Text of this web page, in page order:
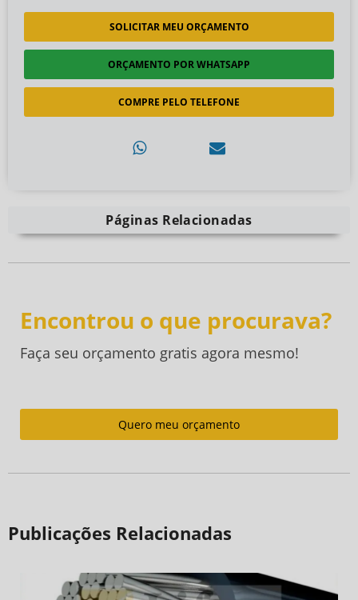
SOLICITAR MEU ORÇAMENTO
ORÇAMENTO POR WHATSAPP
COMPRE PELO TELEFONE
Páginas Relacionadas
Encontrou o que procurava?
Faça seu orçamento gratis agora mesmo!
Quero meu orçamento
Publicações Relacionadas